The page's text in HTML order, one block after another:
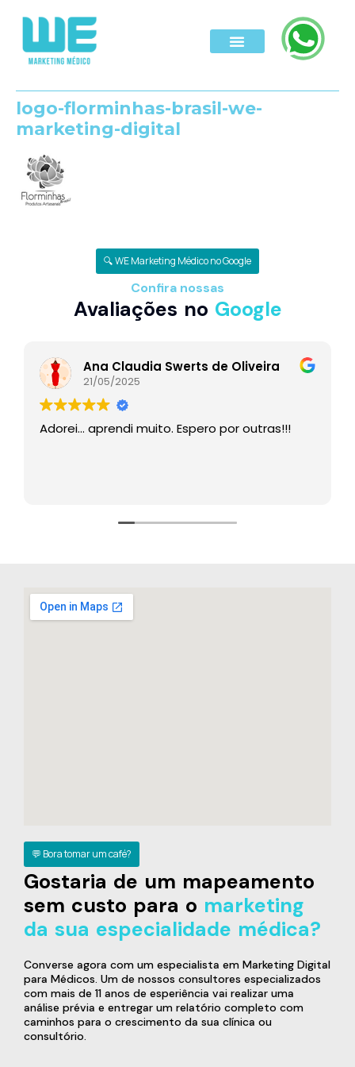
logo-florminhas-brasil-we-
marketing-digital
🔍 WE Marketing Médico no Google
Confira nossas
Avaliações no Google
Ana Claudia Swerts de Oliveira
21/05/2025
Adorei… aprendi muito. Espero por outras!!!
💬 Bora tomar um café?
Gostaria de um mapeamento
sem custo para o marketing
da sua especialidade médica?
Converse agora com um especialista em Marketing Digital
para Médicos. Um de nossos consultores especializados
com mais de 11 anos de esperiência vai realizar uma
análise prévia e entregar um relatório completo com
caminhos para o crescimento da sua clínica ou
consultório.